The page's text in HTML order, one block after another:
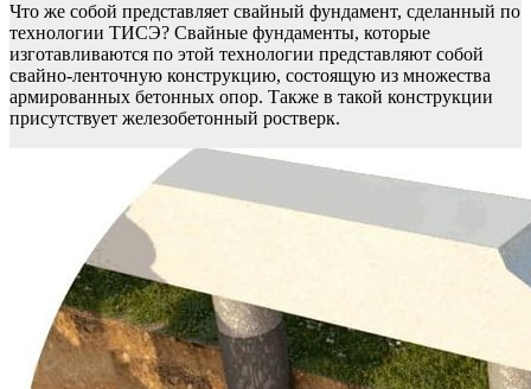
Что же собой представляет свайный фундамент, сделанный по
технологии ТИСЭ? Свайные фундаменты, которые
изготавливаются по этой технологии представляют собой
свайно-ленточную конструкцию, состоящую из множества
армированных бетонных опор. Также в такой конструкции
присутствует железобетонный ростверк.